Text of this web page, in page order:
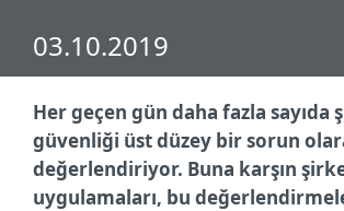
03.10.2019
Her geçen gün daha fazla sayıda
güvenliği üst düzey bir sorun
değerlendiriyor. Buna karşın
uygulamaları, bu